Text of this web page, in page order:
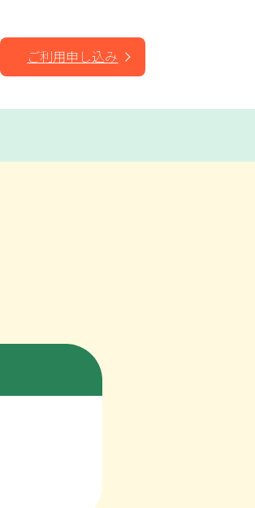
ご利用申し込み